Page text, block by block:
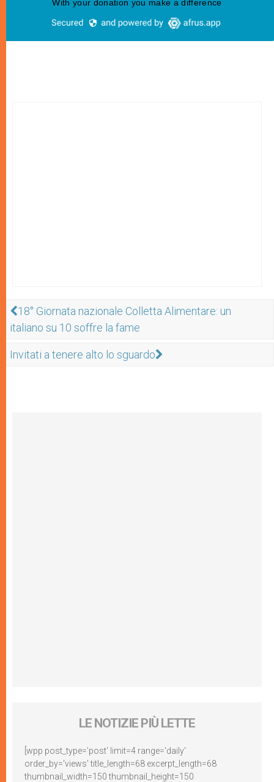
18° Giornata nazionale Colletta Alimentare: un
italiano su 10 soffre la fame
Invitati a tenere alto lo sguardo
LE NOTIZIE PIÙ LETTE
[wpp post_type='post' limit=4 range='daily'
order_by='views' title_length=68 excerpt_length=68
thumbnail_width=150 thumbnail_height=150